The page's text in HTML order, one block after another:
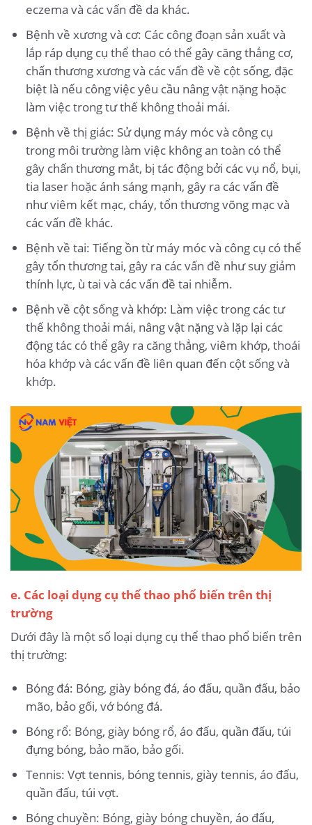
eczema và các vấn đề da khác.
Bệnh về xương và cơ: Các công đoạn sản xuất và
lắp ráp dụng cụ thể thao có thể gây căng thẳng cơ,
chấn thương xương và các vấn đề về cột sống, đặc
biệt là nếu công việc yêu cầu nâng vật nặng hoặc
làm việc trong tư thế không thoải mái.
Bệnh về thị giác: Sử dụng máy móc và công cụ
trong môi trường làm việc không an toàn có thể
gây chấn thương mắt, bị tác động bởi các vụ nổ, bụi,
tia laser hoặc ánh sáng mạnh, gây ra các vấn đề
như viêm kết mạc, cháy, tổn thương võng mạc và
các vấn đề khác.
Bệnh về tai: Tiếng ồn từ máy móc và công cụ có thể
gây tổn thương tai, gây ra các vấn đề như suy giảm
thính lực, ù tai và các vấn đề tai nhiễm.
Bệnh về cột sống và khớp: Làm việc trong các tư
thế không thoải mái, nâng vật nặng và lặp lại các
động tác có thể gây ra căng thẳng, viêm khớp, thoái
hóa khớp và các vấn đề liên quan đến cột sống và
khớp.
e. Các loại dụng cụ thể thao phổ biến trên thị
trường
Dưới đây là một số loại dụng cụ thể thao phổ biến trên
thị trường:
Bóng đá: Bóng, giày bóng đá, áo đấu, quần đấu, bảo
mão, bảo gối, vớ bóng đá.
Bóng rổ: Bóng, giày bóng rổ, áo đấu, quần đấu, túi
đựng bóng, bảo mão, bảo gối.
Tennis: Vợt tennis, bóng tennis, giày tennis, áo đấu,
quần đấu, túi vợt.
Bóng chuyền: Bóng, giày bóng chuyền, áo đấu,